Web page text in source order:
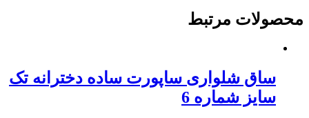
محصولات مرتبط
ساق شلواری ساپورت ساده دخترانه تک
سایز شماره 6